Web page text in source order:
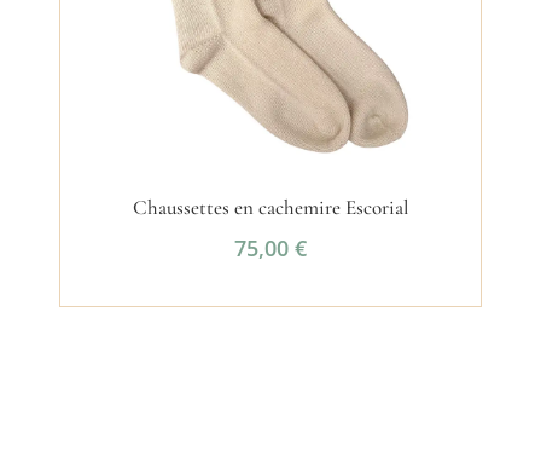
Chaussettes en cachemire Escorial
75,00 €